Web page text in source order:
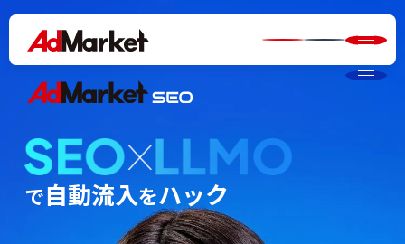
で自動流入をハック